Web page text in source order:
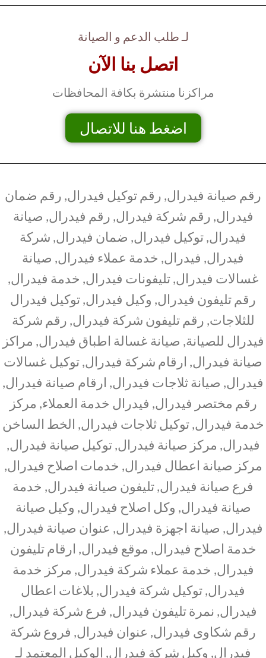
لـ طلب الدعم و الصيانة
اتصل بنا الآن
مراكزنا منتشرة بكافة المحافظات
اضغط هنا للاتصال
رقم صيانة فيدرال, رقم توكيل فيدرال, رقم ضمان
فيدرال, رقم شركة فيدرال, رقم فيدرال, صيانة
فيدرال, توكيل فيدرال, ضمان فيدرال, شركة
فيدرال, فيدرال, خدمة عملاء فيدرال, صيانة
غسالات فيدرال, تليفونات فيدرال, خدمة فيدرال,
رقم تليفون فيدرال, وكيل فيدرال, توكيل فيدرال
للثلاجات, رقم تليفون شركة فيدرال, رقم شركة
فيدرال للصيانة, صيانة غسالة اطباق فيدرال, مراكز
صيانة فيدرال, ارقام شركة فيدرال, توكيل غسالات
فيدرال, صيانة ثلاجات فيدرال, ارقام صيانة فيدرال,
رقم مختصر فيدرال, فيدرال خدمة العملاء, مركز
خدمة فيدرال, توكيل ثلاجات فيدرال, الخط الساخن
فيدرال, مركز صيانة فيدرال, توكيل صيانة فيدرال,
مركز صيانة اعطال فيدرال, خدمات اصلاح فيدرال,
فرع صيانة فيدرال, تليفون صيانة فيدرال, خدمة
صيانة فيدرال, وكل اصلاح فيدرال, وكيل صيانة
فيدرال, صيانة اجهزة فيدرال, عنوان صيانة فيدرال,
خدمة اصلاح فيدرال, موقع فيدرال, ارقام تليفون
فيدرال, خدمة عملاء شركة فيدرال, مركز خدمة
فيدرال, توكيل شركة فيدرال, بلاغات اعطال
فيدرال, نمرة تليفون فيدرال, فرع شركة فيدرال,
رقم شكاوى فيدرال, عنوان فيدرال, فروع شركة
فيدرال, وكيل شركة فيدرال, الوكيل المعتمد لـ